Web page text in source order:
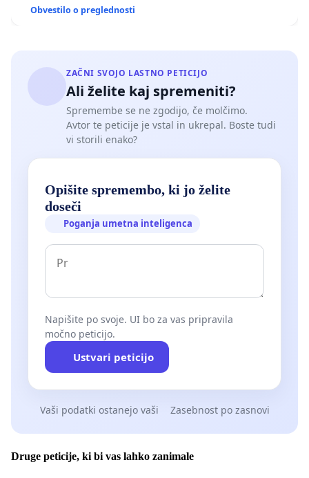
Obvestilo o preglednosti
ZAČNI SVOJO LASTNO PETICIJO
Ali želite kaj spremeniti?
Spremembe se ne zgodijo, če molčimo.
Avtor te peticije je vstal in ukrepal. Boste tudi
vi storili enako?
Opišite spremembo, ki jo želite
doseči
Poganja umetna inteligenca
Napišite po svoje. UI bo za vas pripravila
močno peticijo.
Ustvari peticijo
Vaši podatki ostanejo vaši Zasebnost po zasnovi
Druge peticije, ki bi vas lahko zanimale